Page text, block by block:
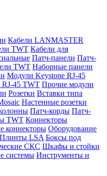
Кабели LANMASTER
TWT Кабели для
Патч-панели Патч-
TWT Наборные панели
Модули Keystone RJ-45
45 TWT Прочие модули
Розетки Вставки типа
Настенные розетки
Патч-корды Патч-
TWT Коннекторы
коннекторы Оборудование
Плинты LSA Боксы под
СКС Шкафы и стойки
системы Инструменты и